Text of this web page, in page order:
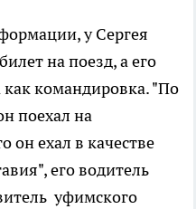
у Сергея
на поезд, а его
командировка. "По
поехал на
он ехал в качестве
его водитель
уфимского